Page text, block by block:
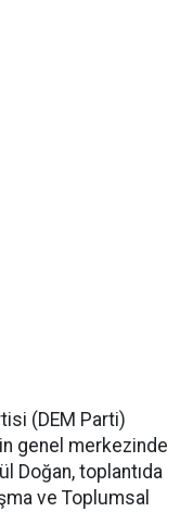
(DEM Parti)
genel merkezinde
Doğan, toplantıda
ve Toplumsal